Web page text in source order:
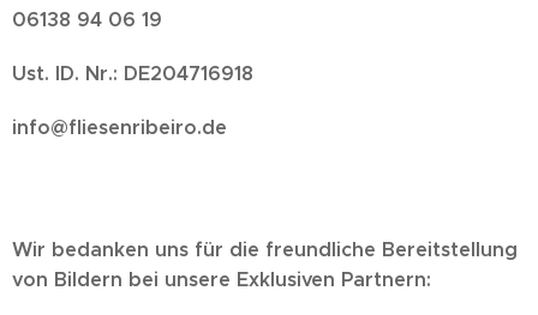
06138 94 06 19
Ust. ID. Nr.: DE204716918
info@fliesenribeiro.de
Wir bedanken uns für die freundliche Bereitstellung
von Bildern bei unsere Exklusiven Partnern: